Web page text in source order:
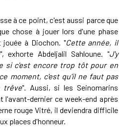
à ce point, c'est aussi parce que
chose à jouer lors d'une phase
à Diochon. "Cette année, il
", exhorte Abdeljalil Sahloune. "J'y
si c'est encore trop tôt pour en
moment, c'est qu'il ne faut pas
trêve". Aussi, si les Seinomarins
l'avant-dernier ce week-end après
rouge Vitré, il deviendra difficile
places d'honneur.